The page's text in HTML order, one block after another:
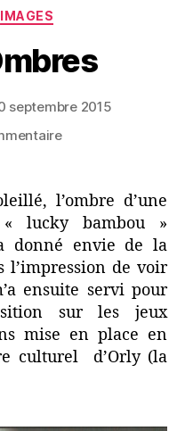
IMAGES
septembre 2015
sur
l’ombre d’une
lucky bambou »
donné envie de la
l’impression de voir
ensuite servi pour
sur les jeux
mise en place en
culturel d’Orly (la